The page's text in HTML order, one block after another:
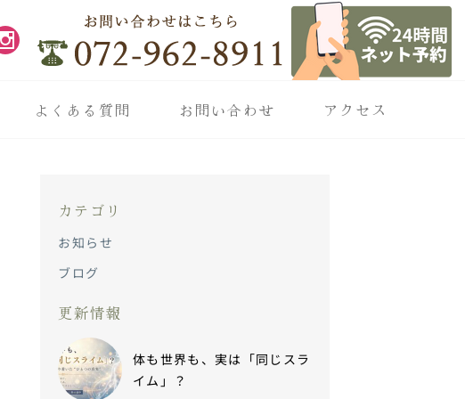
よくある質問 お問い合わせ アクセス
カテゴリ
お知らせ
ブログ
更新情報
体も世界も、実は「同じスラ
イム」？